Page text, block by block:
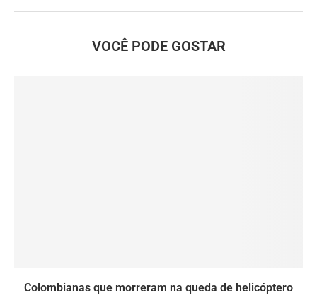
VOCÊ PODE GOSTAR
Colombianas que morreram na queda de helicóptero